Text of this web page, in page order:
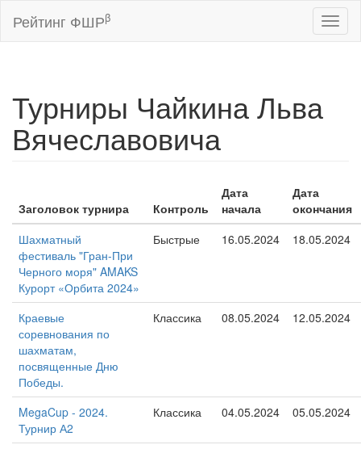
Рейтинг ФШРβ
Турниры Чайкина Льва
Вячеславовича
Заголовок турнира Контроль
Дата
начала
Дата
окончания
Шахматный
фестиваль "Гран-При
Черного моря" AMAKS
Курорт «Орбита 2024»
Быстрые 16.05.2024 18.05.2024
Краевые
соревнования по
шахматам,
посвященные Дню
Победы.
Классика 08.05.2024 12.05.2024
MegaCup - 2024.
Турнир А2
Классика 04.05.2024 05.05.2024